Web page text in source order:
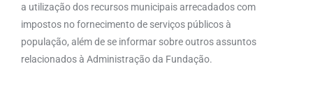
a utilização dos recursos municipais arrecadados com
impostos no fornecimento de serviços públicos à
população, além de se informar sobre outros assuntos
relacionados à Administração da Fundação.